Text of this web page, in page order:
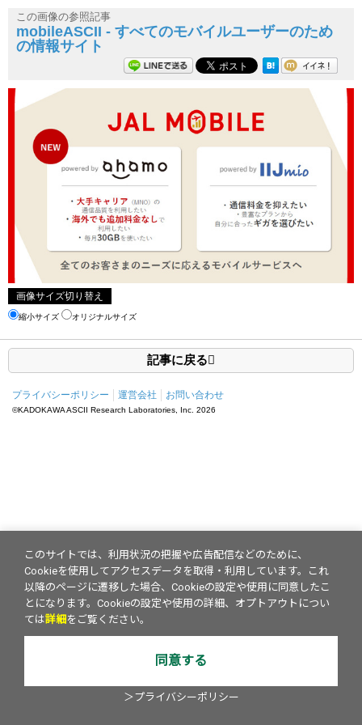
この画像の参照記事
mobileASCII - すべてのモバイルユーザーのため
の情報サイト
画像サイズ切り替え
縮小サイズ オリジナルサイズ
記事に戻る
プライバシーポリシー 運営会社 お問い合わせ
©KADOKAWA ASCII Research Laboratories, Inc. 2026
このサイトでは、利用状況の把握や広告配信などのために、
Cookieを使用してアクセスデータを取得・利用しています。これ
以降のページに遷移した場合、Cookieの設定や使用に同意したこ
とになります。Cookieの設定や使用の詳細、オプトアウトについ
ては詳細 をご覧ください。
同意する
＞プライバシーポリシー